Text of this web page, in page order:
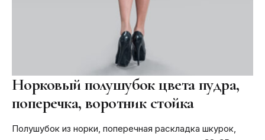
Норковый полушубок цвета пудра,
поперечка, воротник стойка
Полушубок из норки, поперечная раскладка шкурок,